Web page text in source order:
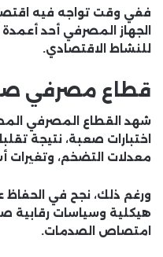
ففي وقت تواجه فيه
الجهاز المصرفي أحد أعمدة
للنشاط الاقتصادي.
قطاع مصرفي
شهد القطاع المصرفي
اختبارات صعبة، نتيجة
معدلات التضخم، وتغيرات
ورغم ذلك، نجح في الحفاظ
هيكلية وسياسات رقابية
امتصاص الصدمات.